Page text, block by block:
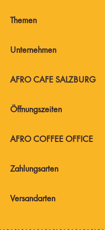
AFRO COFFEE OFFICE
AFRO CAFE SALZBURG
Zahlungsarten
Themen
Unternehmen
Öffnungszeiten
Versandarten